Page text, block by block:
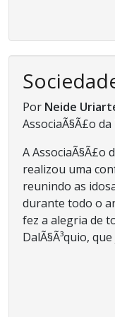
Por Neide
AssociaÃ§Ã£o
A AssociaÃ§Ã£o
realizou uma
reunindo as
durante todo o
fez a alegria de
DalÃ§Ã³quio,